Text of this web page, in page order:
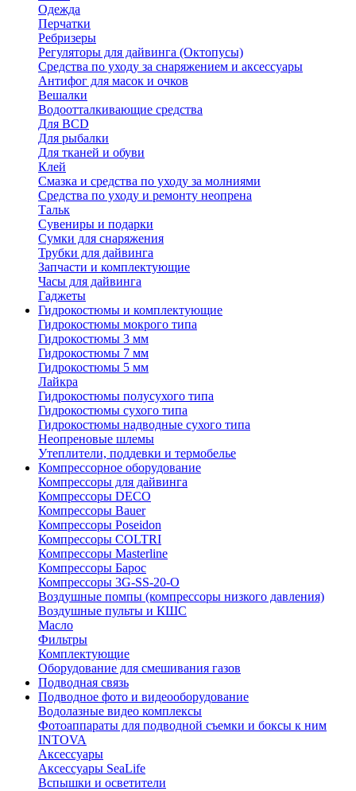
Одежда
Перчатки
Ребризеры
Регуляторы для дайвинга (Октопусы)
Средства по уходу за снаряжением и аксессуары
Антифог для масок и очков
Вешалки
Водоотталкивающие средства
Для BCD
Для рыбалки
Для тканей и обуви
Клей
Смазка и средства по уходу за молниями
Средства по уходу и ремонту неопрена
Тальк
Сувениры и подарки
Сумки для снаряжения
Трубки для дайвинга
Запчасти и комплектующие
Часы для дайвинга
Гаджеты
Гидрокостюмы и комплектующие
Гидрокостюмы мокрого типа
Гидрокостюмы 3 мм
Гидрокостюмы 7 мм
Гидрокостюмы 5 мм
Лайкра
Гидрокостюмы полусухого типа
Гидрокостюмы сухого типа
Гидрокостюмы надводные сухого типа
Неопреновые шлемы
Утеплители, поддевки и термобелье
Компрессорное оборудование
Компрессоры для дайвинга
Компрессоры DECO
Компрессоры Bauer
Компрессоры Poseidon
Компрессоры COLTRI
Компрессоры Masterline
Компрессоры Барос
Компрессоры 3G-SS-20-O
Воздушные помпы (компрессоры низкого давления)
Воздушные пульты и КШС
Масло
Фильтры
Комплектующие
Оборудование для смешивания газов
Подводная связь
Подводное фото и видеооборудование
Водолазные видео комплексы
Фотоаппараты для подводной съемки и боксы к ним
INTOVA
Аксессуары
Аксессуары SeaLife
Вспышки и осветители